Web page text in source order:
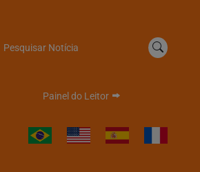
Pesquisar Notícia
Painel do Leitor